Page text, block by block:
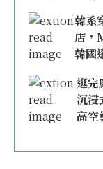
韓系
店，
韓國
逛完
沉浸
高空